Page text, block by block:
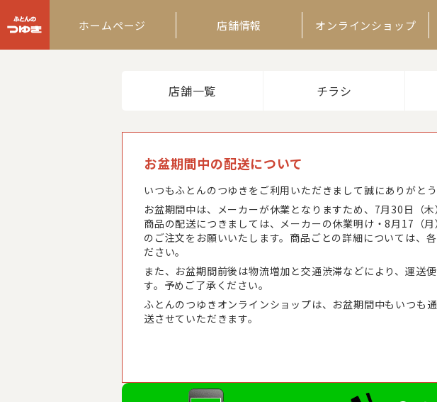
ホームページ 店舗情報 オンラインショップ
店舗一覧 チラシ
お盆期間中の配送について
いつもふとんのつゆきをご利用いただきまして誠にありがとう
お盆期間中は、メーカーが休業となりますため、7月30日（
商品の配送につきましては、メーカーの休業明け・8月17（
のご注文をお願いいたします。商品ごとの詳細については、
ださい。
また、お盆期間前後は物流増加と交通渋滞などにより、運送
す。予めご了承ください。
ふとんのつゆきオンラインショップは、お盆期間中もいつも
送させていただきます。